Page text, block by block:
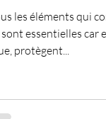
les éléments qui
essentielles car
protègent...